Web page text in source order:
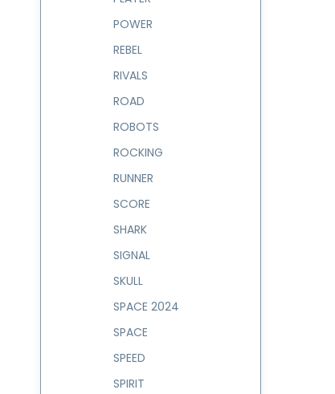
POWER
REBEL
RIVALS
ROAD
ROBOTS
ROCKING
RUNNER
SCORE
SHARK
SIGNAL
SKULL
SPACE 2024
SPACE
SPEED
SPIRIT